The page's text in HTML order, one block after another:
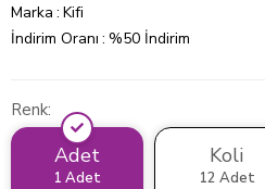
Marka : Kifi
İndirim Oranı : %50 İndirim
Renk
Adet
1 Adet
Koli
12 Adet